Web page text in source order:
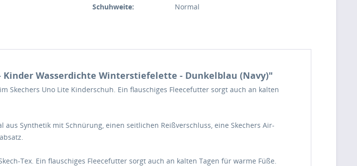
Schuhweite:
Normal
Wasserdichte Winterstiefelette - Dunkelblau (Navy)"
Uno Lite Kinderschuh. Ein flauschiges Fleecefutter sorgt auch an kalten
Synthetik mit Schnürung, einen seitlichen Reißverschluss, eine Skechers Air-
Tex. Ein flauschiges Fleecefutter sorgt auch an kalten Tagen für warme Füße.